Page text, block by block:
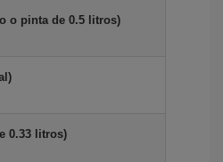
o pinta de 0.5 litros)
0.33 litros)